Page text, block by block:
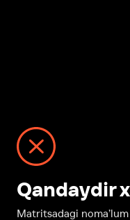
Qandaydir
Matritsadagi